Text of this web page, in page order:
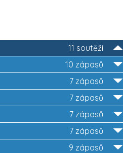
11 soutěží
10 zápasů
7 zápasů
7 zápasů
7 zápasů
7 zápasů
9 zápasů